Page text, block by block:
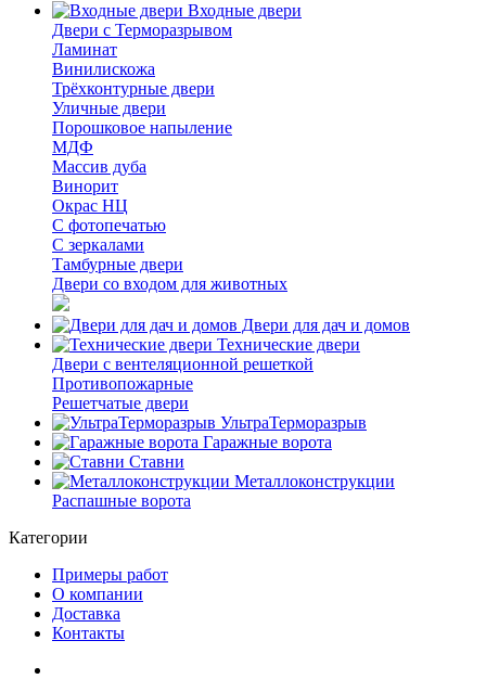
Входные двери
Двери с Терморазрывом
Ламинат
Винилискожа
Трёхконтурные двери
Уличные двери
Порошковое напыление
МДФ
Массив дуба
Винорит
Окрас НЦ
С фотопечатью
С зеркалами
Тамбурные двери
Двери со входом для животных
Двери для дач и домов
Технические двери
Двери с вентеляционной решеткой
Противопожарные
Решетчатые двери
УльтраТерморазрыв
Гаражные ворота
Ставни
Металлоконструкции
Распашные ворота
Категории
Примеры работ
О компании
Доставка
Контакты